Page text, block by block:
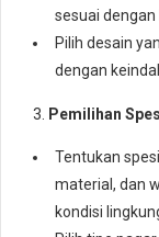
sesuai
Pilih desain
dengan
3. Pemilihan
Tentukan
material, dan
kondisi